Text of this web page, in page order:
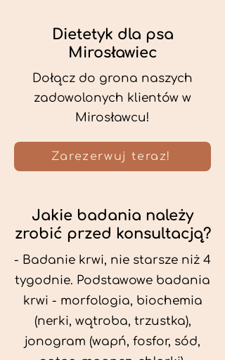
Dietetyk dla psa
Mirosławiec
Dołącz do grona naszych
zadowolonych klientów w
Mirosławcu!
Zarezerwuj teraz!
Jakie badania należy
zrobić przed konsultacją?
- Badanie krwi, nie starsze niż 4
tygodnie. Podstawowe badania
krwi - morfologia, biochemia
(nerki, wątroba, trzustka),
jonogram (wapń, fosfor, sód,